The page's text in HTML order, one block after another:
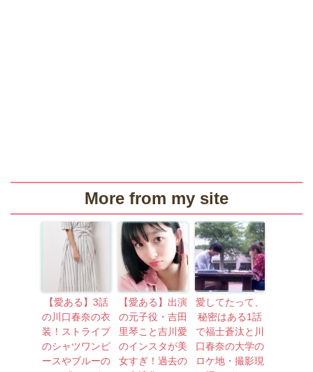
More from my site
【愛ある】3話
の川口春奈の衣
装！ストライプ
のシャツワンピ
ースやブルーの
【愛ある】出演
の元子役・吉田
里琴こと吉川愛
のインスタが美
女すぎ！過去の
愛してたって、
秘密はある1話
で福士蒼汰と川
口春奈の大学の
ロケ地・撮影現